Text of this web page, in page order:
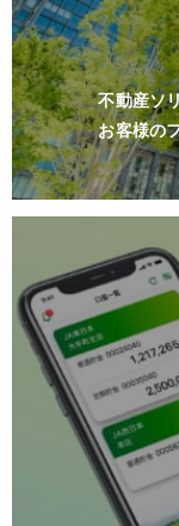
不動産ソ
お客様の